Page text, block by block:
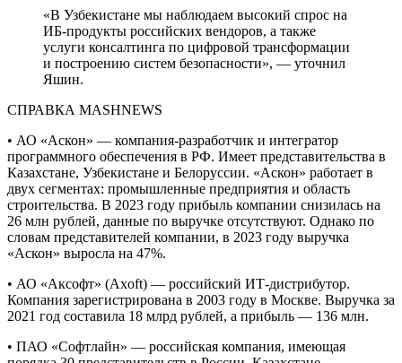
«В Узбекистане мы наблюдаем высокий спрос на
ИБ-продукты российских вендоров, а также
услуги консалтинга по цифровой трансформации
и построению систем безопасности», — уточнил
Яшин.
СПРАВКА MASHNEWS
• АО «Аскон» — компания-разработчик и интегратор
программного обеспечения в РФ. Имеет представительства в
Казахстане, Узбекистане и Белоруссии. «Аскон» работает в
двух сегментах: промышленные предприятия и область
строительства. В 2023 году прибыль компании снизилась на
26 млн рублей, данные по выручке отсутствуют. Однако по
словам представителей компании, в 2023 году выручка
«Аскон» выросла на 47%.
• АО «Аксофт» (Axoft) — российский ИТ-дистрибутор.
Компания зарегистрирована в 2003 году в Москве. Выручка за
2021 год составила 18 млрд рублей, а прибыль — 136 млн.
• ПАО «Софтлайн» — российская компания, имеющая